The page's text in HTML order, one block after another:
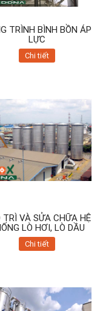
TRÌNH BÌNH BỒN ÁP
LỰC
Chi tiết
TRÌ VÀ SỬA CHỮA HỆ
LÒ HƠI, LÒ DẦU
Chi tiết